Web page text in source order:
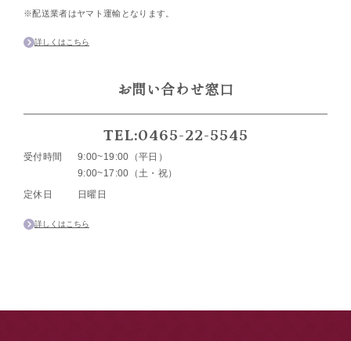
※配送業者はヤマト運輸となります。
詳しくはこちら
お問い合わせ窓口
TEL:0465-22-5545
受付時間
9:00~19:00（平日）
9:00~17:00（土・祝）
定休日
日曜日
詳しくはこちら